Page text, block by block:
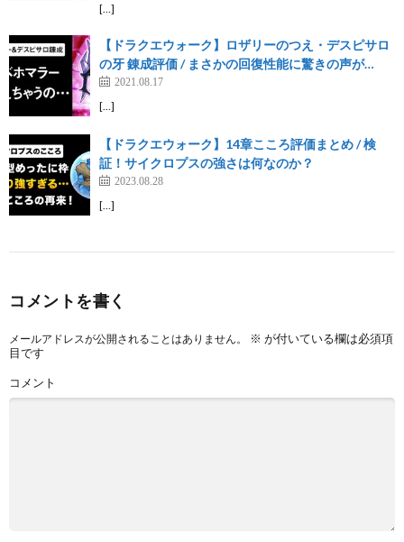
[…]
【ドラクエウォーク】ロザリーのつえ・デスピサロ
の牙 錬成評価 / まさかの回復性能に驚きの声が…
2021.08.17
[…]
【ドラクエウォーク】14章こころ評価まとめ / 検
証！サイクロプスの強さは何なのか？
2023.08.28
[…]
コメントを書く
メールアドレスが公開されることはありません。 ※ が付いている欄は必須項
目です
コメント